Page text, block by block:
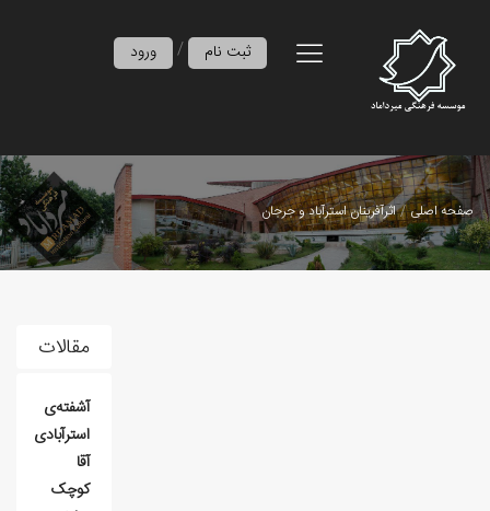
ورود / ثبت نام
صفحه اصلی اثرآفرينان استرآباد و جرجان
مقالات
آشفته‌ی
استرآبادی
آقا
کوچک